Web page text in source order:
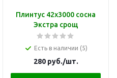
Плинтус 42х3000 сосна
Экстра срощ
Есть в наличии (5)
280руб./шт.